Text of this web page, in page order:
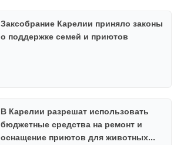
Заксобрание Карелии приняло законы
о поддержке семей и приютов
В Карелии разрешат использовать
бюджетные средства на ремонт и
оснащение приютов для животных...